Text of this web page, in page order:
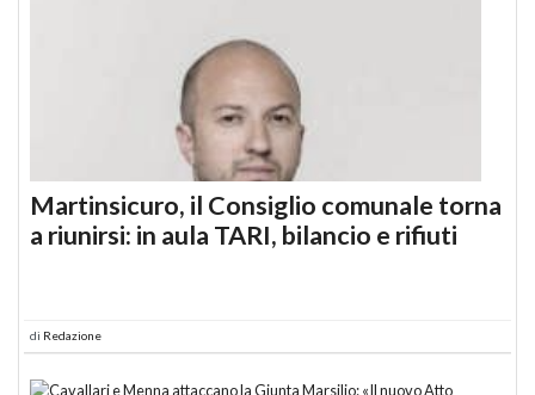
Martinsicuro, il Consiglio comunale torna
a riunirsi: in aula TARI, bilancio e rifiuti
di Redazione